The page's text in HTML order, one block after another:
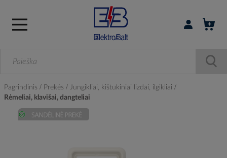
Prisijungti /
Pagrindinis Prekės
Jungikliai, kištukiniai lizdai, ilgikliai
Rėmeliai, klavišai, dangteliai